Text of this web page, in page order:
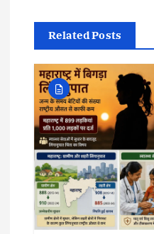
a
v
g
a
t
Related Posts